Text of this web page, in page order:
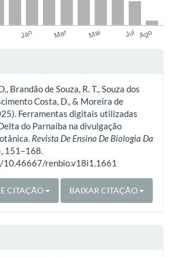
Brandão de Souza, R. T., Souza dos
Costa, D., & Moreira de
Ferramentas digitais utilizadas
do Parnaíba na divulgação
Revista De Ensino De Biologia Da
151–168.
renbio.v18i1.1661
CITAÇÃO BAIXAR CITAÇÃO